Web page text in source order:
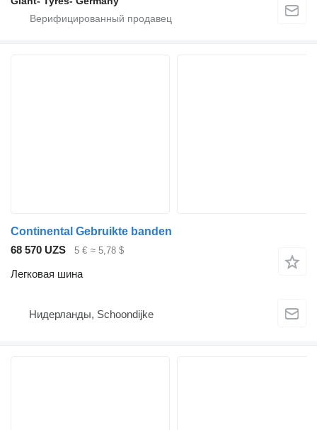
Continental Gebruikte banden
68 570 UZS
5 € ≈ 5,78 $
Легковая шина
Нидерланды, Schoondijke